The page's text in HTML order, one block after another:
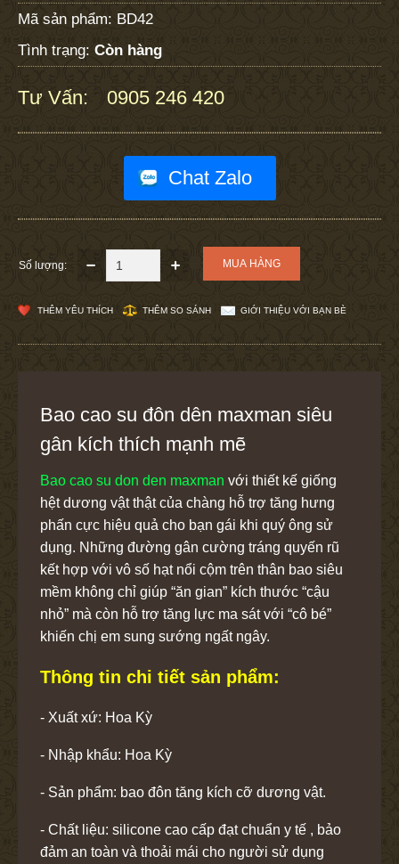
Mã sản phẩm: BD42
Tình trạng: Còn hàng
Tư Vấn: 0905 246 420
Chat Zalo
Số lượng:
THÊM YÊU THÍCH THÊM SO SÁNH GIỚI THIỆU VỚI BẠN BÈ
Bao cao su đôn dên maxman siêu
gân kích thích mạnh mẽ
Bao cao su don den maxman với thiết kế giống
hệt dương vật thật của chàng hỗ trợ tăng hưng
phấn cực hiệu quả cho bạn gái khi quý ông sử
dụng. Những đường gân cường tráng quyến rũ
kết hợp với vô số hạt nổi cộm trên thân bao siêu
mềm không chỉ giúp “ăn gian” kích thước “cậu
nhỏ” mà còn hỗ trợ tăng lực ma sát với “cô bé”
khiến chị em sung sướng ngất ngây.
Thông tin chi tiết sản phẩm:
- Xuất xứ: Hoa Kỳ
- Nhập khẩu: Hoa Kỳ
- Sản phẩm: bao đôn tăng kích cỡ dương vật.
- Chất liệu: silicone cao cấp đạt chuẩn y tế , bảo
đảm an toàn và thoải mái cho người sử dụng